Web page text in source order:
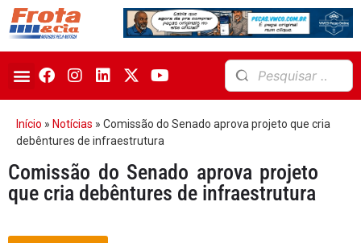
Início » Notícias » Comissão do Senado aprova projeto que cria
debêntures de infraestrutura
Comissão do Senado aprova projeto
que cria debêntures de infraestrutura